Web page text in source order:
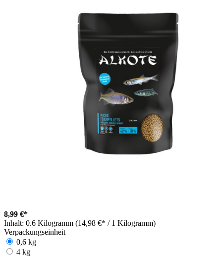
8,99 €*
Inhalt: 0.6 Kilogramm (14,98 €* / 1 Kilogramm)
Verpackungseinheit
0,6 kg
4 kg